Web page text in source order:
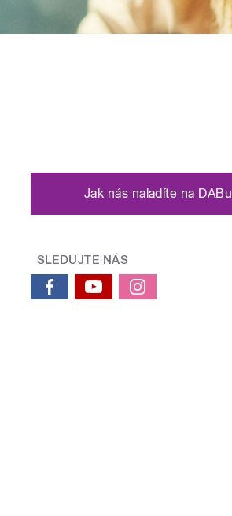
Jak nás naladíte na DABu
SLEDUJTE NÁS